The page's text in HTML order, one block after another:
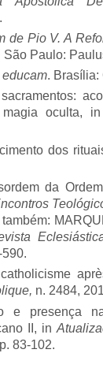
de Pio V. A
São Paulo:
. Brasília:
oculta, in
dos
da
n. 2484,
e presença
II, in
83-102.